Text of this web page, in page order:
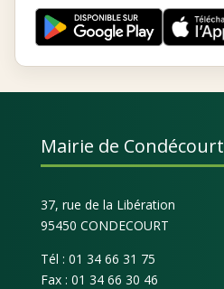
Mairie de Condécourt
37, rue de la Libération
95450 CONDECOURT
Tél : 01 34 66 31 75
Fax : 01 34 66 30 46